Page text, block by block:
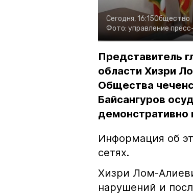
Сегодня, 16:15Общество
Фото: управление
Представитель
области Хизри
Общества
Байсангуров
Информация об
сетях.
Хизри Лом-
нарушений и